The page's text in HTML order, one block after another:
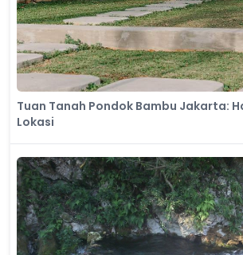
Tuan Tanah Pondok Bambu Jakarta:
Lokasi